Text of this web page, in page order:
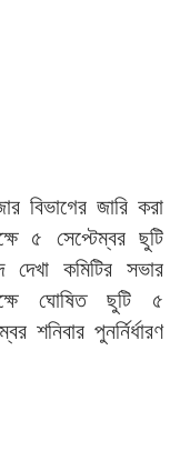
বিভাগের জারি করা
৫ সেপ্টেম্বর ছুটি
কমিটির সভার
ঘোষিত ছুটি ৫
শনিবার পুনর্নির্ধারণ